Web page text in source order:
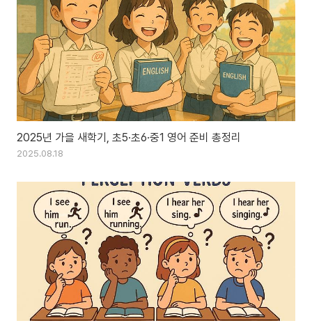
2025년 가을 새학기, 초5·초6·중1 영어 준비 총정리
2025.08.18